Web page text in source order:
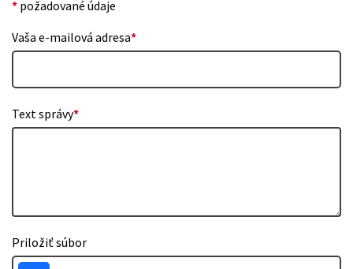
* požadované údaje
Vaša e-mailová adresa*
Text správy*
Priložiť súbor